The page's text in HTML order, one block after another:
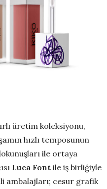
üretim koleksiyonu,
hızlı temposunun
ile ortaya
Luca Font ile iş birliğiyle
ambalajları; cesur grafik